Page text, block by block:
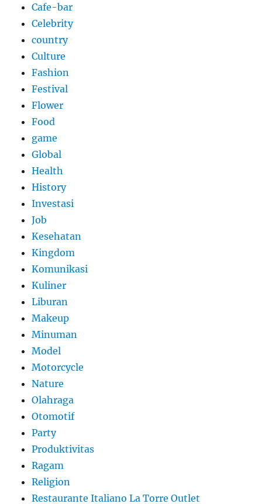
Cafe-bar
Celebrity
country
Culture
Fashion
Festival
Flower
Food
game
Global
Health
History
Investasi
Job
Kesehatan
Kingdom
Komunikasi
Kuliner
Liburan
Makeup
Minuman
Model
Motorcycle
Nature
Olahraga
Otomotif
Party
Produktivitas
Ragam
Religion
Restaurante Italiano La Torre Outlet